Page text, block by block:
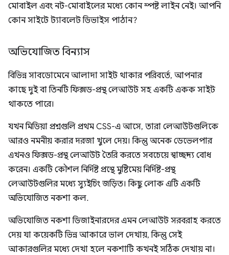
মোবাইল এবং নট-মোবাইলের মধ্যে কোন স্পষ্ট লাইন নেই। আপনি
কোন সাইটে ট্যাবলেট ডিভাইস পাঠান?
অভিযোজিত বিন্যাস
বিভিন্ন সাবডোমেনে আলাদা সাইট থাকার পরিবর্তে, আপনার
কাছে দুই বা তিনটি ফিক্সড-প্রস্থ লেআউট সহ একটি একক সাইট
থাকতে পারে।
যখন মিডিয়া প্রশ্নগুলি প্রথম CSS-এ আসে, তারা লেআউটগুলিকে
আরও নমনীয় করার দরজা খুলে দেয়। কিন্তু অনেক ডেভেলপার
এখনও ফিক্সড-প্রস্থ লেআউট তৈরি করতে সবচেয়ে স্বাচ্ছন্দ্য বোধ
করেন। একটি কৌশল নির্দিষ্ট প্রস্থে মুষ্টিমেয় নির্দিষ্ট-প্রস্থ
লেআউটগুলির মধ্যে স্যুইচিং জড়িত। কিছু লোক এটি একটি
অভিযোজিত নকশা কল.
অভিযোজিত নকশা ডিজাইনারদের এমন লেআউট সরবরাহ করতে
দেয় যা কয়েকটি ভিন্ন আকারে ভাল দেখায়, কিন্তু সেই
আকারগুলির মধ্যে দেখা হলে নকশাটি কখনই সঠিক দেখায় না।